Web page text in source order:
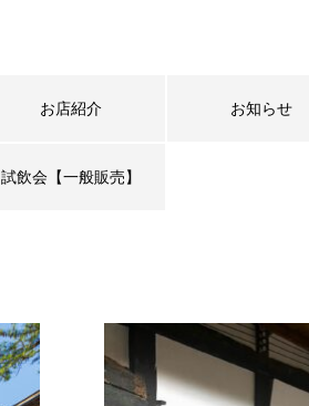
お店紹介 お知らせ
試飲会【一般販売】